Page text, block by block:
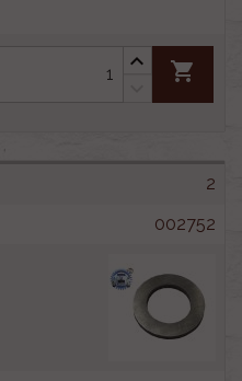
shopping_cart
2
002752